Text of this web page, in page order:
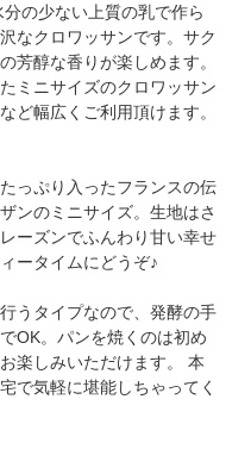
の少ない上質の乳で作ら
なクロワッサンです。サク
芳醇な香りが楽しめます。
ミニサイズのクロワッサン
ど幅広くご利用頂けます。
っぷり入ったフランスの伝
ンのミニサイズ。生地はさ
ーズンでふんわり甘い幸せ
ータイムにどうぞ♪
うタイプなので、発酵の手
OK。パンを焼くのは初め
楽しみいただけます。 本
で気軽に堪能しちゃってく